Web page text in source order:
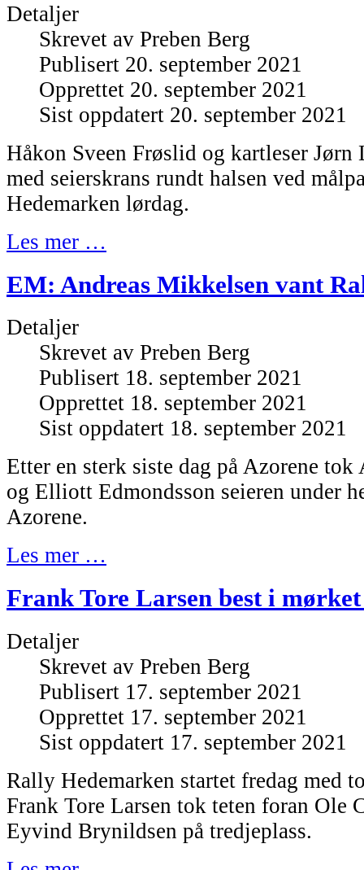
Detaljer
Skrevet av Preben Berg
Publisert 20. september 2021
Opprettet 20. september 2021
Sist oppdatert 20. september 2021
Håkon Sveen Frøslid og kartleser
med seierskrans rundt halsen ved
Hedemarken lørdag.
Les mer …
EM: Andreas Mikkelsen vant
Detaljer
Skrevet av Preben Berg
Publisert 18. september 2021
Opprettet 18. september 2021
Sist oppdatert 18. september 2021
Etter en sterk siste dag på Azorene
og Elliott Edmondsson seieren under
Azorene.
Les mer …
Frank Tore Larsen best i
Detaljer
Skrevet av Preben Berg
Publisert 17. september 2021
Opprettet 17. september 2021
Sist oppdatert 17. september 2021
Rally Hedemarken startet fredag med
Frank Tore Larsen tok teten foran Ole
Eyvind Brynildsen på tredjeplass.